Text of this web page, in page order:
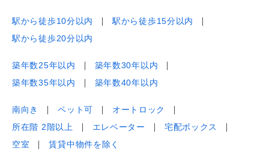
駅から徒歩10分以内
駅から徒歩15分以内
駅から徒歩20分以内
築年数25年以内
築年数30年以内
築年数35年以内
築年数40年以内
南向き ペット可
オートロック
所在階 2階以上
エレベーター
宅配ボックス
空室
賃貸中物件を除く